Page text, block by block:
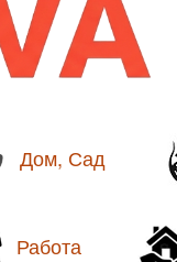
Дом, Сад
Работа